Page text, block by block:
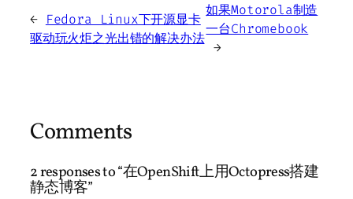
← Fedora Linux下开源显卡
驱动玩火炬之光出错的解决办法
如果Motorola制造
一台Chromebook
→
Comments
2 responses to “在OpenShift上用Octopress搭建
静态博客”